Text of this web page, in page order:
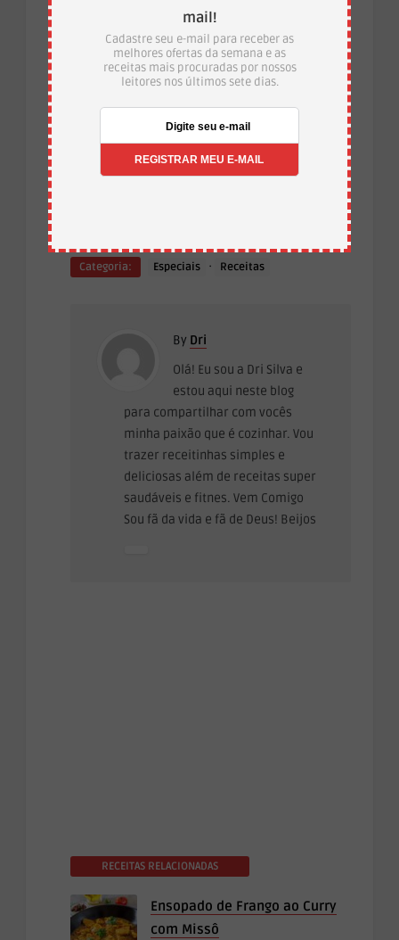
Até a próxima!
Categoria:
Especiais · Receitas
By Dri
Olá! Eu sou a Dri Silva e
estou aqui neste blog
para compartilhar com vocês
minha paixão que é cozinhar. Vou
trazer receitinhas simples e
deliciosas além de receitas super
saudáveis e fitnes. Vem Comigo
Sou fã da vida e fã de Deus! Beijos
RECEITAS RELACIONADAS
Ensopado de Frango ao Curry
com Missô
mail!
Cadastre seu e-mail para receber as
melhores ofertas da semana e as
receitas mais procuradas por nossos
leitores nos últimos sete dias.